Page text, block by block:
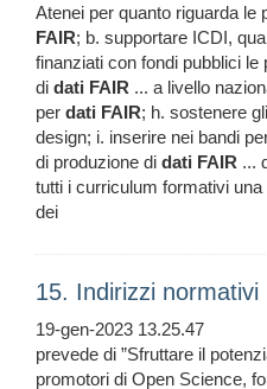
Atenei per quanto riguarda le
FAIR; b. supportare ICDI,
finanziati con fondi pubblici
di dati FAIR ... a livello
per dati FAIR; h. sostenere
design; i. inserire nei bandi
di produzione di dati FAIR ...
tutti i curriculum formativi una
dei
15. Indirizzi normativi
19-gen-2023 13.25.47
prevede di ”Sfruttare il
promotori di Open Science,